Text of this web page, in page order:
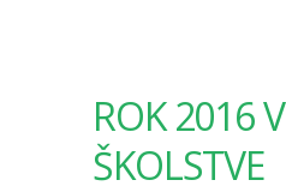
ROK 2016 V
ŠKOLSTVE